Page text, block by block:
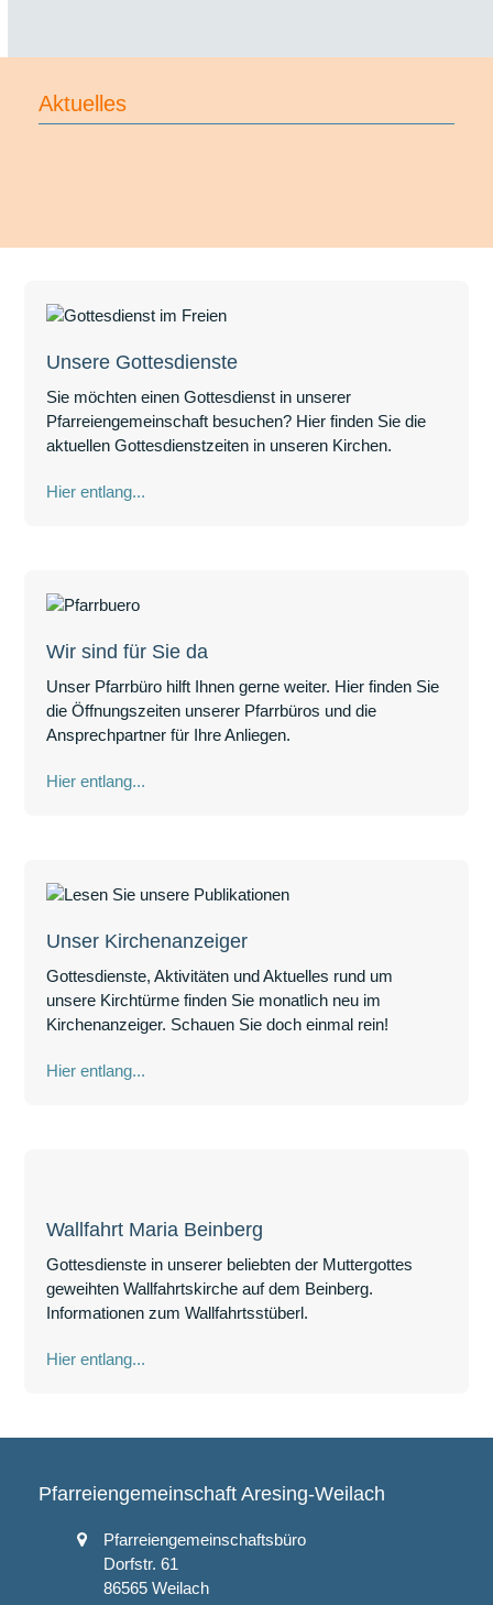
Aktuelles
Unsere Gottesdienste
Sie möchten einen Gottesdienst in unserer
Pfarreiengemeinschaft besuchen? Hier finden Sie die
aktuellen Gottesdienstzeiten in unseren Kirchen.
Hier entlang...
Wir sind für Sie da
Unser Pfarrbüro hilft Ihnen gerne weiter. Hier finden Sie
die Öffnungszeiten unserer Pfarrbüros und die
Ansprechpartner für Ihre Anliegen.
Hier entlang...
Unser Kirchenanzeiger
Gottesdienste, Aktivitäten und Aktuelles rund um
unsere Kirchtürme finden Sie monatlich neu im
Kirchenanzeiger. Schauen Sie doch einmal rein!
Hier entlang...
Wallfahrt Maria Beinberg
Gottesdienste in unserer beliebten der Muttergottes
geweihten Wallfahrtskirche auf dem Beinberg.
Informationen zum Wallfahrtsstüberl.
Hier entlang...
Pfarreiengemeinschaft Aresing-Weilach
Pfarreiengemeinschaftsbüro
Dorfstr. 61
86565 Weilach